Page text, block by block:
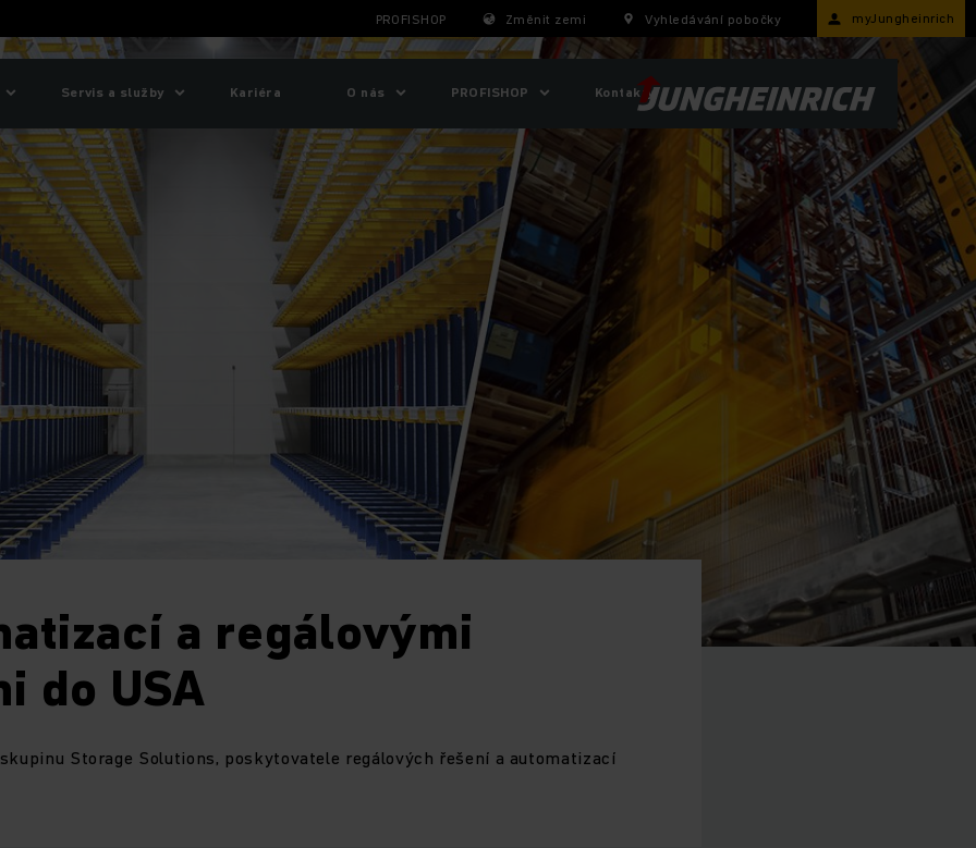
PROFISHOP Změnit zemi Vyhledávání pobočky myJungheinrich
Servis a služby Kariéra O nás PROFISHOP Kontakty
a regálovými
do USA
Storage Solutions, poskytovatele regálových řešení a automatizací